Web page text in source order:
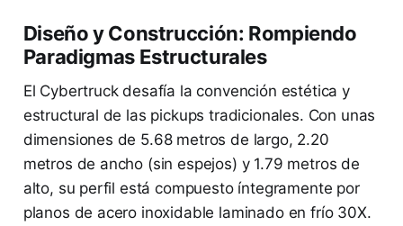
Diseño y Construcción: Rompiendo
Paradigmas Estructurales
El Cybertruck desafía la convención estética y
estructural de las pickups tradicionales. Con unas
dimensiones de 5.68 metros de largo, 2.20
metros de ancho (sin espejos) y 1.79 metros de
alto, su perfil está compuesto íntegramente por
planos de acero inoxidable laminado en frío 30X.